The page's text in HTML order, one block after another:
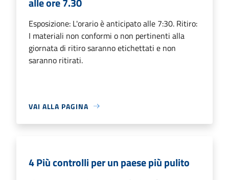
Esposizione: L'orario è anticipato alle 7:30. Ritiro:
I materiali non conformi o non pertinenti alla
giornata di ritiro saranno etichettati e non
saranno ritirati.
VAI ALLA PAGINA
4 Più controlli per un paese più pulito